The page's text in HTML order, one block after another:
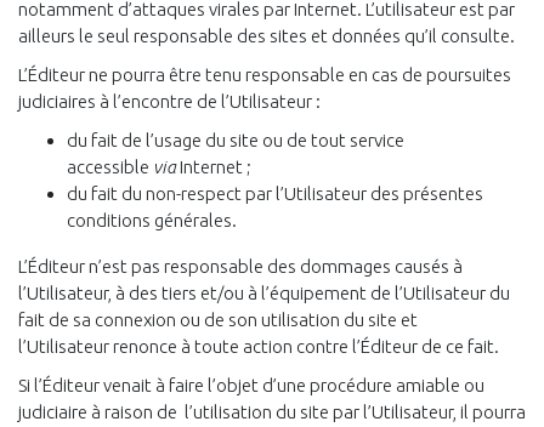
notamment d’attaques virales par Internet. L’utilisateur est par
ailleurs le seul responsable des sites et données qu’il consulte.
L’Éditeur ne pourra être tenu responsable en cas de poursuites
judiciaires à l’encontre de l’Utilisateur :
du fait de l’usage du site ou de tout service
accessible viaInternet ;
du fait du non-respect par l’Utilisateur des présentes
conditions générales.
L’Éditeur n’est pas responsable des dommages causés à
l’Utilisateur, à des tiers et/ou à l’équipement de l’Utilisateur du
fait de sa connexion ou de son utilisation du site et
l’Utilisateur renonce à toute action contre l’Éditeur de ce fait.
Si l’Éditeur venait à faire l’objet d’une procédure amiable ou
judiciaire à raison de l’utilisation du site par l’Utilisateur, il pourra